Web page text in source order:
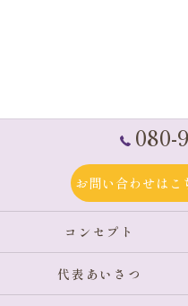
080-
お問い合わせはこ
コンセプト
代表あいさつ